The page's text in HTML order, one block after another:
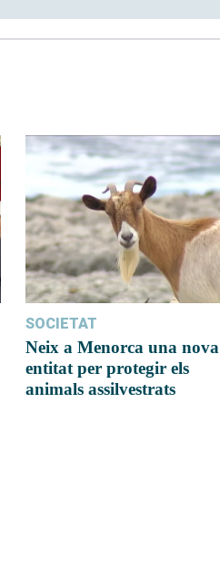
SOCIETAT
Neix a Menorca una nova
entitat per protegir els
animals assilvestrats